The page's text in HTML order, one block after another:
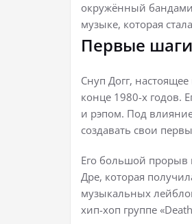
окружённый
музыке, которая
Первые
Снуп Догг,
конце 1980-х годов.
и рэпом. Под
создавать свои
Его большой прорыв
Дре, которая
музыкальных
хип-хоп группе